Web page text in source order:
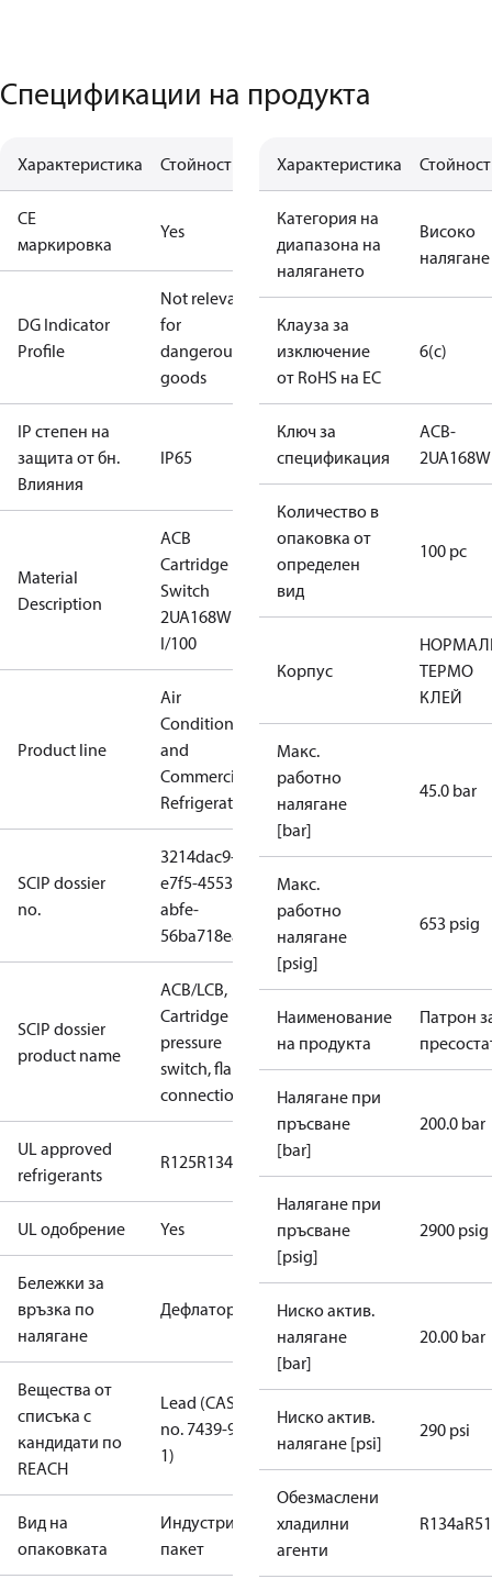
Спецификации на продукта
Характеристика Стойност
CE
маркировка
Yes
DG Indicator
Profile
Not relevant
for
dangerous
goods
IP степен на
защита от бн.
Влияния
IP65
Material
Description
ACB
Cartridge
Switch
2UA168W
I/100
Product line
Air
Conditioning
and
Commercial
Refrigeration
SCIP dossier
no.
3214dac9-
e7f5-4553-
abfe-
56ba718eab3c
SCIP dossier
product name
ACB/LCB,
Cartridge
pressure
switch, flare
connection
UL approved
refrigerants
R125R134a R404A
UL одобрение Yes
Бележки за
връзка по
налягане
Дефлатор
Вещества от
списъка с
кандидати по
REACH
Lead (CAS
no. 7439-92-
1)
Вид на
опаковката
Индустриален
пакет
Характеристика Стойност
Категория на
диапазона на
налягането
Високо
налягане
Клауза за
изключение
от RoHS на ЕС
6(c)
Ключ за
спецификация
ACB-
2UA168W
Количество в
опаковка от
определен
вид
100 pc
Корпус
ТЕРМО
КЛЕЙ
Макс.
работно
налягане
[bar]
45.0 bar
Макс.
работно
налягане
[psig]
653 psig
Наименование
на продукта
Патрон
Налягане при
пръсване
[bar]
200.0 bar
Налягане при
пръсване
[psig]
2900 psig
Ниско актив.
налягане
[bar]
20.00 bar
Ниско актив.
налягане [psi]
290 psi
Обезмаслени
хладилни
агенти
R134a